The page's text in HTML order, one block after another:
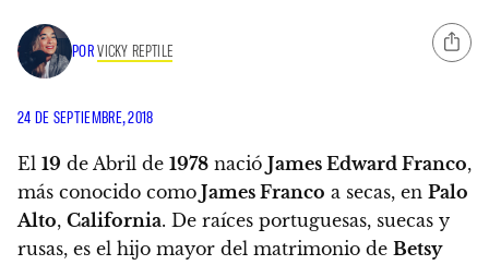
PORVICKY REPTILE
24 DE SEPTIEMBRE, 2018
El 19 de Abril de 1978 nació James Edward Franco,
más conocido como James Franco a secas, en Palo
Alto, California. De raíces portuguesas, suecas y
rusas, es el hijo mayor del matrimonio de Betsy